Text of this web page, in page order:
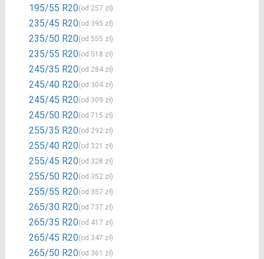
195/55 R20(od 257 zł)
235/45 R20(od 395 zł)
235/50 R20(od 555 zł)
235/55 R20(od 518 zł)
245/35 R20(od 284 zł)
245/40 R20(od 304 zł)
245/45 R20(od 309 zł)
245/50 R20(od 715 zł)
255/35 R20(od 292 zł)
255/40 R20(od 321 zł)
255/45 R20(od 328 zł)
255/50 R20(od 352 zł)
255/55 R20(od 357 zł)
265/30 R20(od 737 zł)
265/35 R20(od 417 zł)
265/45 R20(od 347 zł)
265/50 R20(od 361 zł)